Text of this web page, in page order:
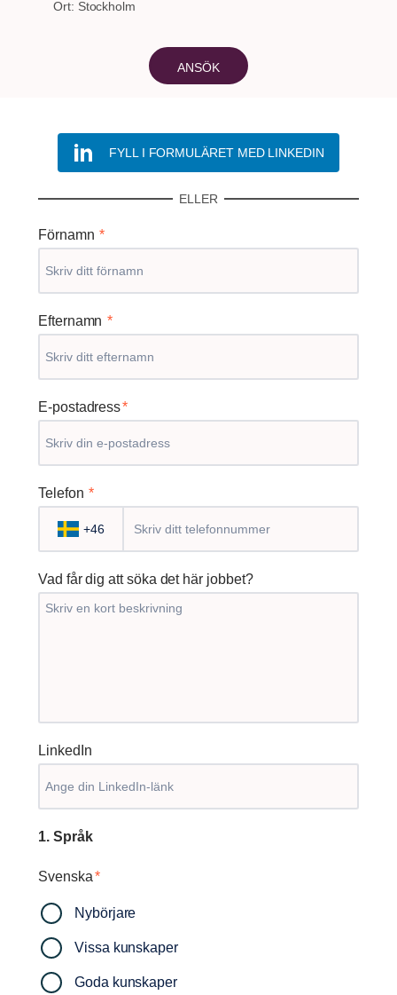
Ort: Stockholm
ANSÖK
FYLL I FORMULÄRET MED LINKEDIN
ELLER
Förnamn *
Efternamn *
E-postadress*
+46
Telefon *
Vad får dig att söka det här jobbet?
LinkedIn
1. Språk
Svenska*
Nybörjare
Vissa kunskaper
Goda kunskaper